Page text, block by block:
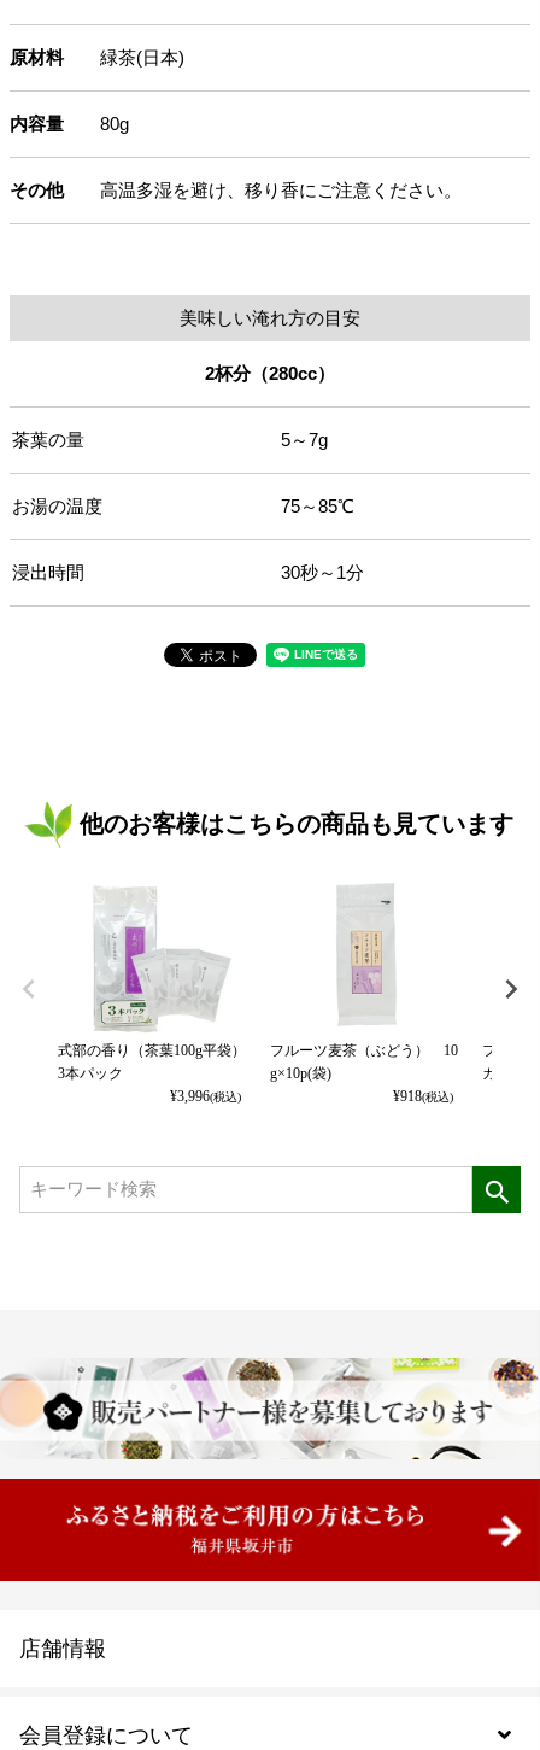
原材料 緑茶(日本)
内容量 80g
その他 高温多湿を避け、移り香にご注意ください。
美味しい淹れ方の目安
2杯分（280cc）
茶葉の量 5～7g
お湯の温度 75～85℃
浸出時間 30秒～1分
他のお客様はこちらの商品も見ています
式部の香り（茶葉100g平袋）
3本パック
¥3,996(税込)
フルーツ麦茶（ぶどう） 10
g×10p(袋)
¥918(税込)
フルー
カット
会員登録について
店舗情報